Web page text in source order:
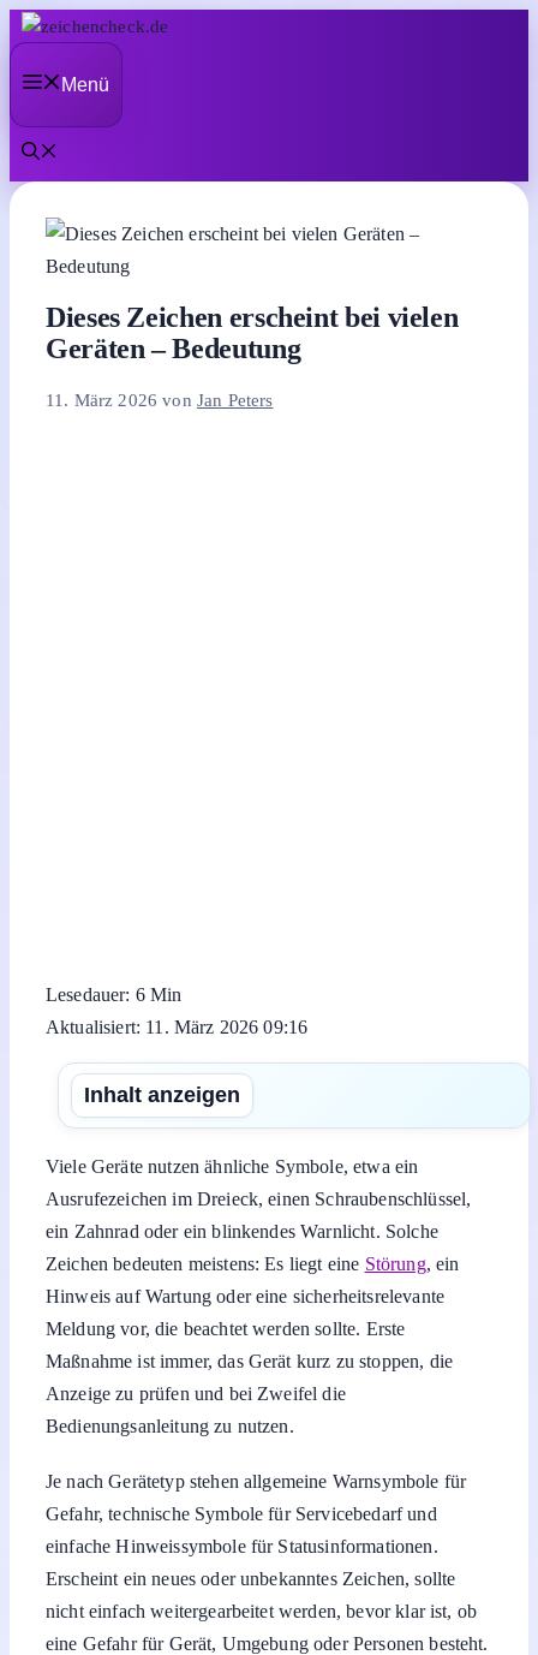
Zum
Inhalt
springenMenü
Dieses Zeichen erscheint bei vielen
Geräten – Bedeutung
11. März 2026 von Jan Peters
Lesedauer: 6 Min
Aktualisiert: 11. März 2026 09:16
Inhalt anzeigen
Viele Geräte nutzen ähnliche Symbole, etwa ein
Ausrufezeichen im Dreieck, einen Schraubenschlüssel,
ein Zahnrad oder ein blinkendes Warnlicht. Solche
Zeichen bedeuten meistens: Es liegt eine Störung, ein
Hinweis auf Wartung oder eine sicherheitsrelevante
Meldung vor, die beachtet werden sollte. Erste
Maßnahme ist immer, das Gerät kurz zu stoppen, die
Anzeige zu prüfen und bei Zweifel die
Bedienungsanleitung zu nutzen.
Je nach Gerätetyp stehen allgemeine Warnsymbole für
Gefahr, technische Symbole für Servicebedarf und
einfache Hinweissymbole für Statusinformationen.
Erscheint ein neues oder unbekanntes Zeichen, sollte
nicht einfach weitergearbeitet werden, bevor klar ist, ob
eine Gefahr für Gerät, Umgebung oder Personen besteht.